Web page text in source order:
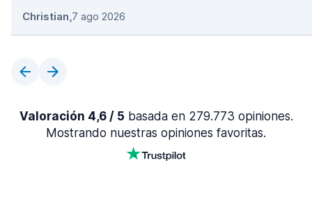
Christian,7 ago 2026
Valoración 4,6 / 5 basada en 279.773 opiniones.
Mostrando nuestras opiniones favoritas.